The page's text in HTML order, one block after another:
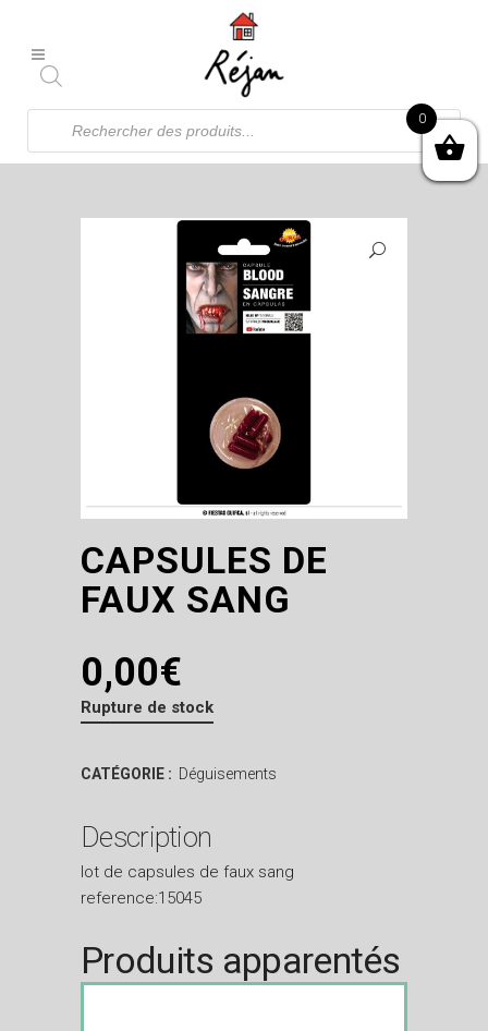
Recherche
produits
CAPSULES DE
FAUX SANG
0,00€
Rupture de stock
CATÉGORIE : Déguisements
Description
lot de capsules de faux sang
reference:15045
Produits apparentés
0